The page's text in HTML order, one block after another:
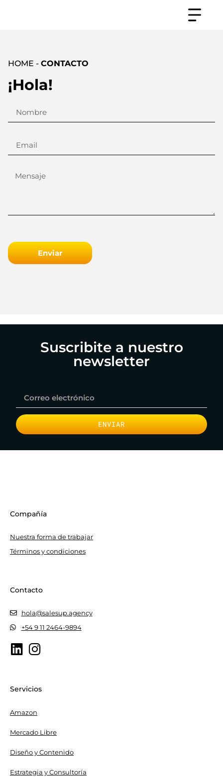
HOME - CONTACTO
¡Hola!
Enviar
Suscribite a nuestro
newsletter
ENVIAR
Compañía
Nuestra forma de trabajar
Términos y condiciones
Servicios
Amazon
Mercado Libre
Diseño y Contenido
Estrategia y Consultoría
Contacto
hola@salesup.agency
+54 9 11 2464-9894